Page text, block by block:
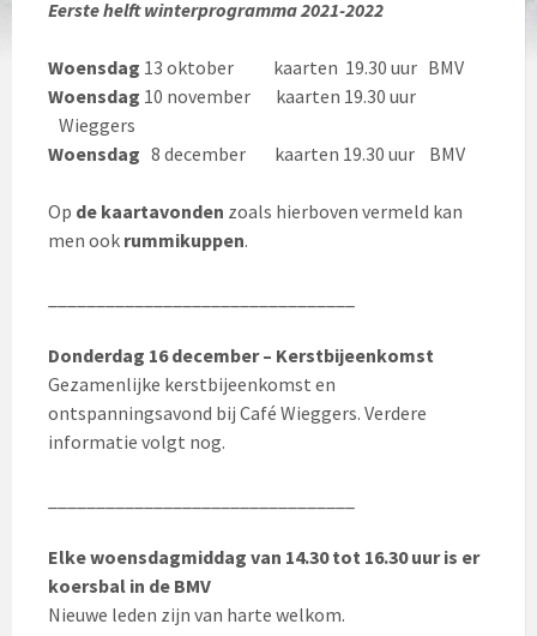
Eerste helft winterprogramma 2021-2022
Woensdag 13 oktober kaarten 19.30 uur BMV
Woensdag 10 november kaarten 19.30 uur
Wieggers
Woensdag 8 december kaarten 19.30 uur BMV
Op de kaartavonden zoals hierboven vermeld kan
men ook rummikuppen.
Donderdag 16 december – Kerstbijeenkomst
Gezamenlijke kerstbijeenkomst en
ontspanningsavond bij Café Wieggers. Verdere
informatie volgt nog.
Elke woensdagmiddag van 14.30 tot 16.30 uur is er
koersbal in de BMV
Nieuwe leden zijn van harte welkom.